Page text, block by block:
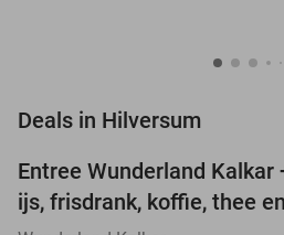
Deals in Hilversum
Entree Wunderland
ijs, frisdrank, koffie, thee